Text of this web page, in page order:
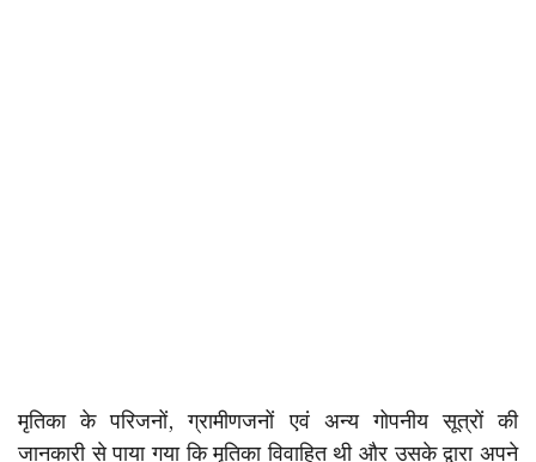
मृतिका के परिजनों, ग्रामीणजनों एवं अन्य गोपनीय सूत्रों की
जानकारी से पाया गया कि मृतिका विवाहित थी और उसके द्वारा अपने